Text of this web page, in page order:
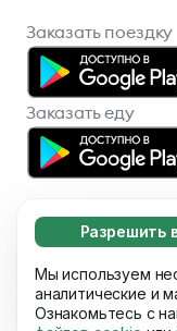
Эти файлы
могли
использовать
Узнать больше
Разрешить
Мы используем
аналитические и
Ознакомьтесь с
Заказать поездку
Заказать еду
©